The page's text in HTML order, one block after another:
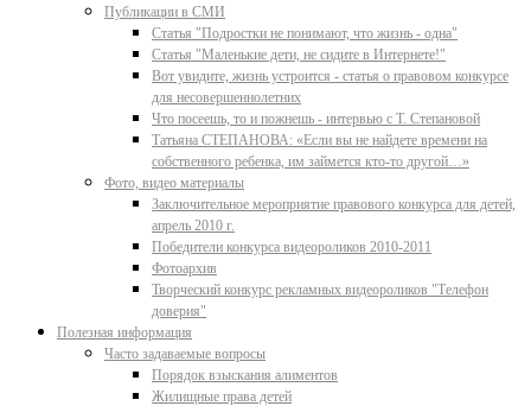
Публикации в СМИ
Статья "Подростки не понимают, что жизнь - одна"
Статья "Маленькие дети, не сидите в Интернете!"
Вот увидите, жизнь устроится - статья о правовом конкурсе
для несовершеннолетних
Что посеешь, то и пожнешь - интервью с Т. Степановой
Татьяна СТЕПАНОВА: «Если вы не найдете времени на
собственного ребенка, им займется кто-то другой…»
Фото, видео материалы
Заключительное мероприятие правового конкурса для детей,
апрель 2010 г.
Победители конкурса видеороликов 2010-2011
Фотоархив
Творческий конкурс рекламных видеороликов "Телефон
доверия"
Полезная информация
Часто задаваемые вопросы
Порядок взыскания алиментов
Жилищные права детей